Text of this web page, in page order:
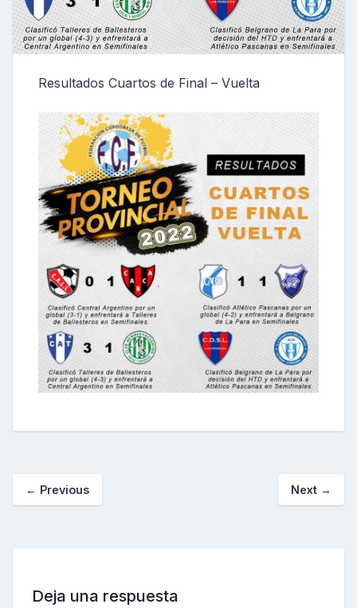
Resultados Cuartos de Final – Vuelta
← Previous Next →
Deja una respuesta